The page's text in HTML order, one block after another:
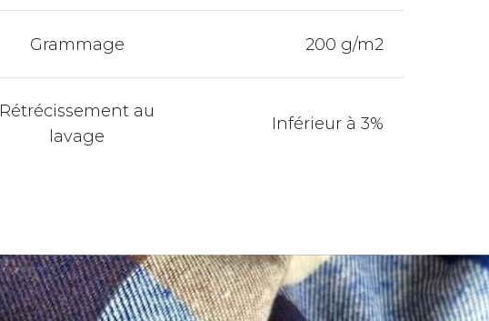
Grammage 200 g/m2
Rétrécissement au
lavage
Inférieur à 3%